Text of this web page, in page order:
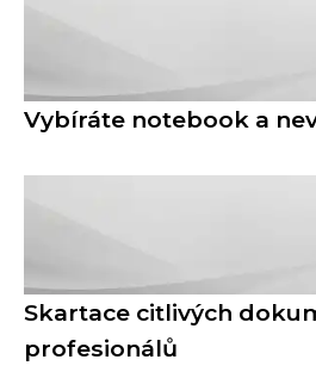
Vybíráte notebook a
Skartace citlivých
profesionálů